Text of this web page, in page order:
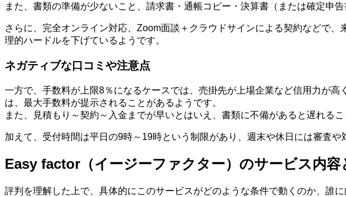
また、書類の準備が少ないこと、請求書・通帳コピー・決算書（または確定申
さらに、完全オンライン対応、Zoom面談＋クラウドサインによる契約などで
理的ハードルを下げているようです。
ネガティブな口コミや注意点
一方で、手数料が上限8％になるケースでは、売掛先が上場企業など信用力が
は、最大手数料が提示されることがあるようです。
また、見積もり～契約～入金までが早いとはいえ、書類に不備があると遅れる
加えて、受付時間は平日の9時～19時という制限があり、週末や休日には審査
Easy factor（イージーファクター）のサービス内容
評判を理解した上で、具体的にこのサービスがどのような条件で動くのか、誰